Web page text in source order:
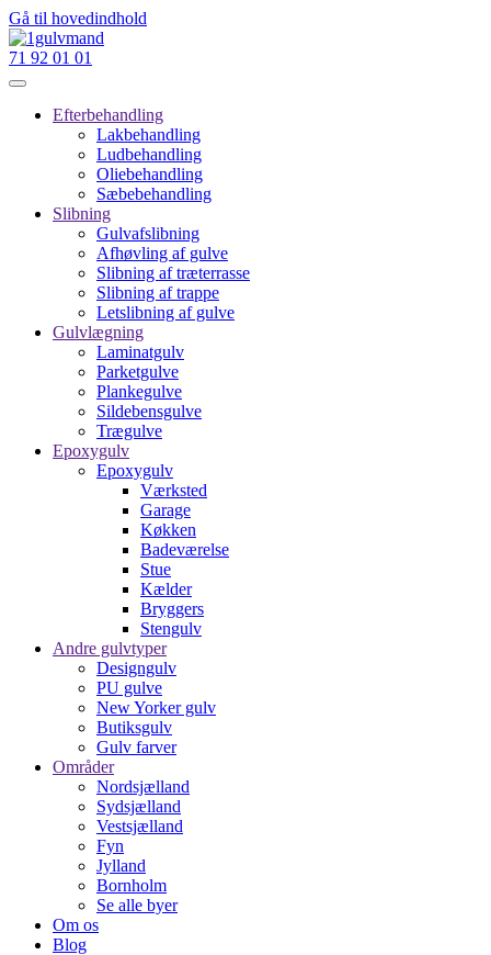
Gå til hovedindhold
71 92 01 01
Efterbehandling
Lakbehandling
Ludbehandling
Oliebehandling
Sæbebehandling
Slibning
Gulvafslibning
Afhøvling af gulve
Slibning af træterrasse
Slibning af trappe
Letslibning af gulve
Gulvlægning
Laminatgulv
Parketgulve
Plankegulve
Sildebensgulve
Trægulve
Epoxygulv
Epoxygulv
Værksted
Garage
Køkken
Badeværelse
Stue
Kælder
Bryggers
Stengulv
Andre gulvtyper
Designgulv
PU gulve
New Yorker gulv
Butiksgulv
Gulv farver
Områder
Nordsjælland
Sydsjælland
Vestsjælland
Fyn
Jylland
Bornholm
Se alle byer
Om os
Blog